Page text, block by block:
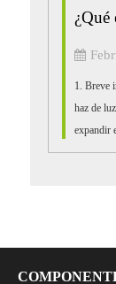
¿Qué
1. Breve
haz de
expandir
salida